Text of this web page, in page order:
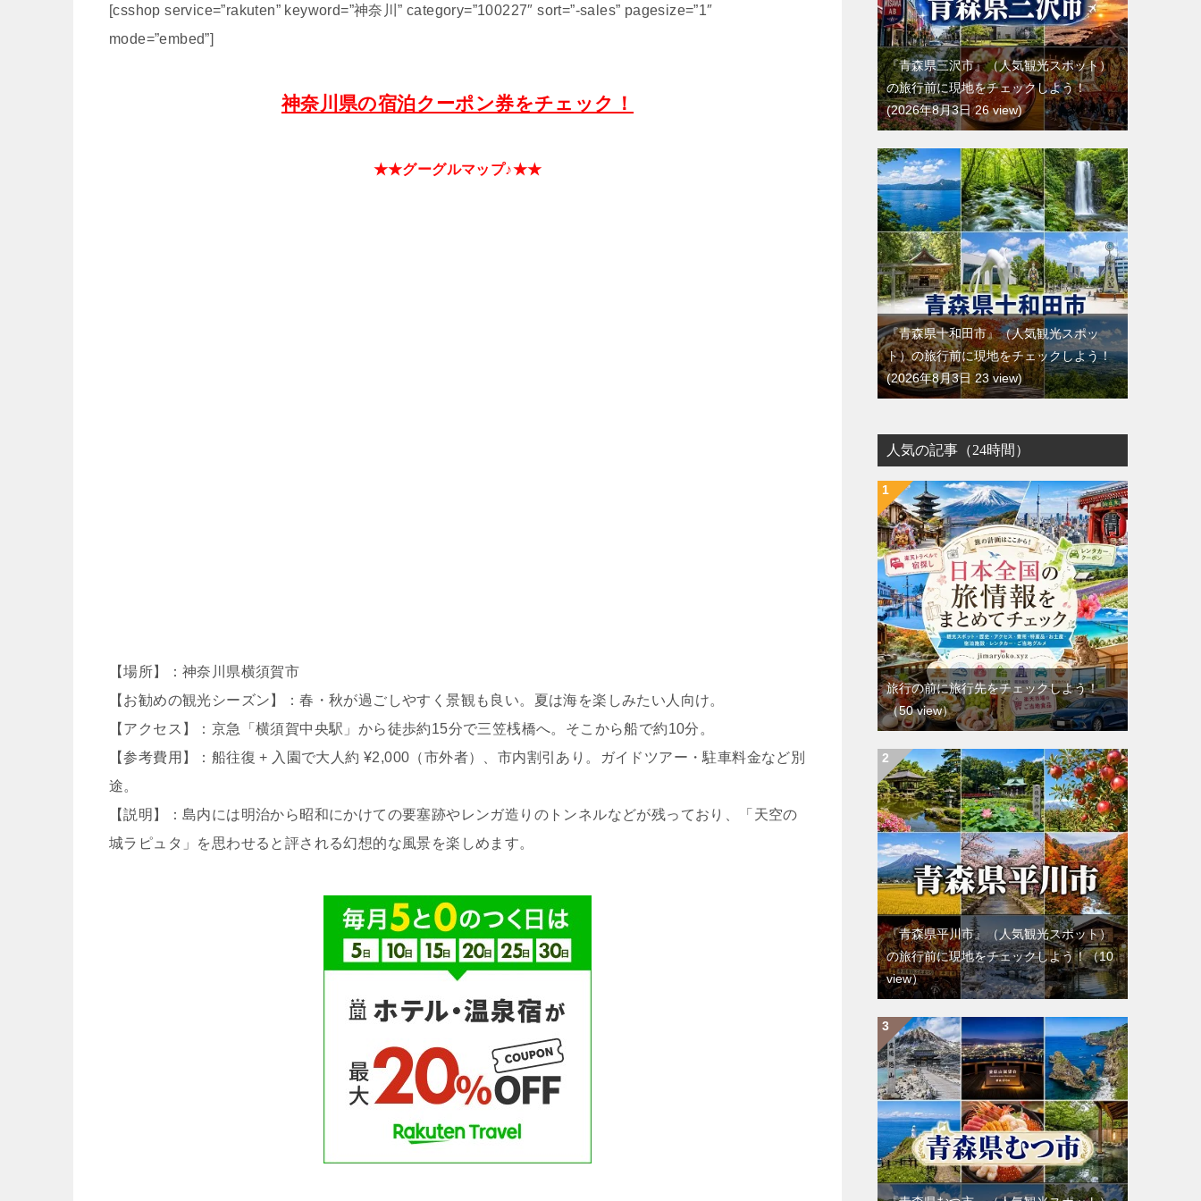
[csshop service=”rakuten” keyword=”神奈川” category=”100227″ sort=”-sales” pagesize=”1″
mode=”embed”]
神奈川県の宿泊クーポン券をチェック！
★★グーグルマップ♪★★
【場所】：神奈川県横須賀市
【お勧めの観光シーズン】：春・秋が過ごしやすく景観も良い。夏は海を楽しみたい人向け。
【アクセス】：京急「横須賀中央駅」から徒歩約15分で三笠桟橋へ。そこから船で約10分。
【参考費用】：船往復 + 入園で大人約 ¥2,000（市外者）、市内割引あり。ガイドツアー・駐車料金など別
途。
【説明】：島内には明治から昭和にかけての要塞跡やレンガ造りのトンネルなどが残っており、「天空の
城ラピュタ」を思わせると評される幻想的な風景を楽しめます。
『青森県三沢市』（人気観光スポット）
の旅行前に現地をチェックしよう！
2026年8月3日 26 view
『青森県十和田市』（人気観光スポッ
ト）の旅行前に現地をチェックしよう！
2026年8月3日 23 view
人気の記事（24時間）
旅行の前に旅行先をチェックしよう！
（50 view）
『青森県平川市』（人気観光スポット）
の旅行前に現地をチェックしよう！（10
view）